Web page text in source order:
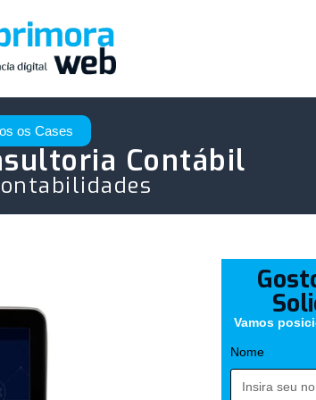
Contábil
os Cases
Vamos
Nome